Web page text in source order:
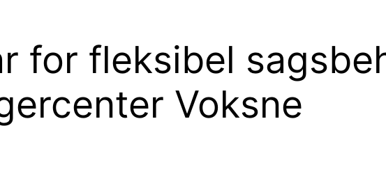
for fleksibel
Voksne